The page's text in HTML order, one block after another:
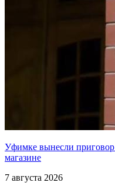
Уфимке вынесли приговор
магазине
7 августа 2026